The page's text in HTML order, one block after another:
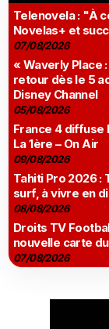
Telenovela : "À
Novelas+ et
07/08/2026
« Waverly Place
retour dès le 5
Disney Channel
05/08/2026
France 4 diffuse
La 1ère – On Air
09/08/2026
Tahiti Pro 2026
surf, à vivre en
08/08/2026
Droits TV
nouvelle carte
07/08/2026